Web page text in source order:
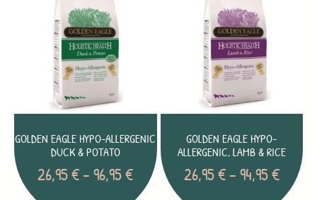
GOLDEN EAGLE HYPO-ALLERGENIC
DUCK & POTATO
26,95€– 96,95€
GOLDEN EAGLE HYPO-
ALLERGENIC, LAMB & RICE
26,95€ –94,95€